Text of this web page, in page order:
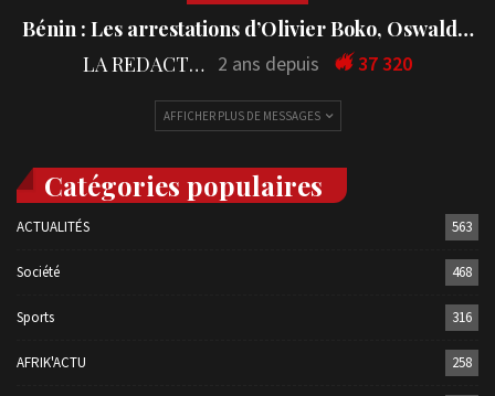
Bénin : Les arrestations d’Olivier Boko, Oswald…
LA REDACTION 2 ans depuis 37 320
AFFICHER PLUS DE MESSAGES
Catégories populaires
ACTUALITÉS 563
Société 468
Sports 316
AFRIK'ACTU 258